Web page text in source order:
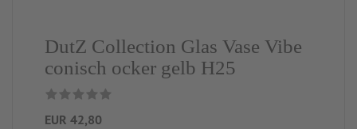
DutZ Collection Glas Vase Vibe
conisch ocker gelb H25
EUR 42,80